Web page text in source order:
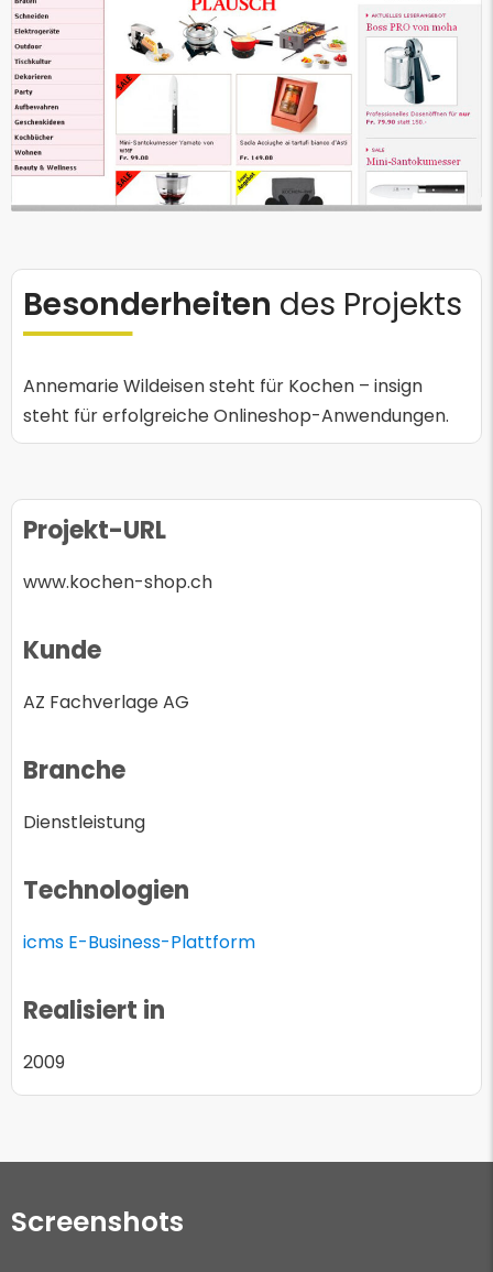
Besonderheiten des Projekts
Annemarie Wildeisen steht für Kochen – insign
steht für erfolgreiche Onlineshop-Anwendungen.
Projekt-URL
www.kochen-shop.ch
Kunde
AZ Fachverlage AG
Branche
Dienstleistung
Technologien
icms E-Business-Plattform
Realisiert in
2009
Screenshots